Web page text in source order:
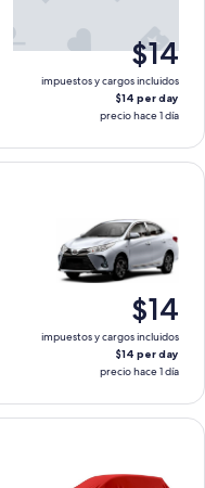
$14
impuestos y cargos incluidos
$14 per day
precio hace 1 día
$14
impuestos y cargos incluidos
$14 per day
precio hace 1 día